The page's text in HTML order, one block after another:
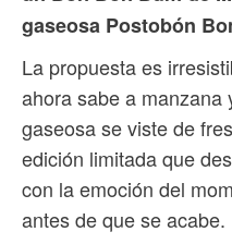
gaseosa Postobón
La propuesta es
ahora sabe a manzana
gaseosa se viste de
edición limitada que
con la emoción del
antes de que se acabe.